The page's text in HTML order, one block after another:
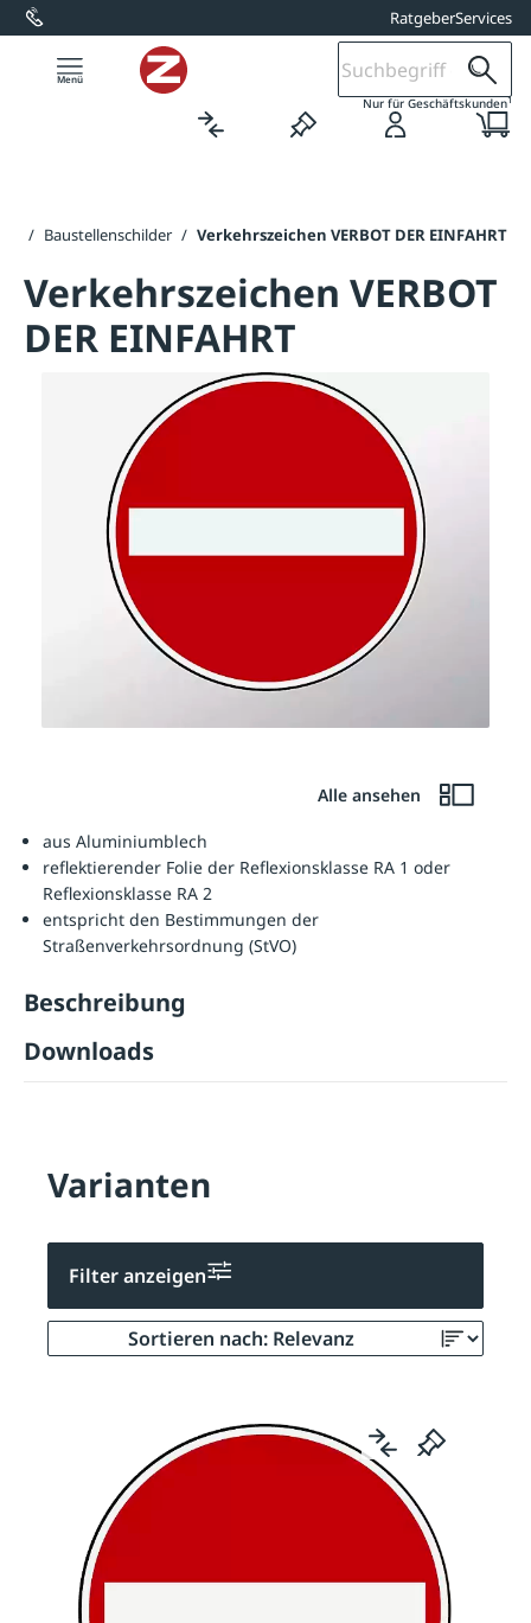
springen RatgeberServices
Nur für Geschäftskunden1
/ Baustellenschilder / Verkehrszeichen VERBOT DER EINFAHRT
Verkehrszeichen VERBOT
DER EINFAHRT
Alle ansehen
aus Aluminiumblech
reflektierender Folie der Reflexionsklasse RA 1 oder
Reflexionsklasse RA 2
entspricht den Bestimmungen der
Straßenverkehrsordnung (StVO)
Beschreibung
Downloads
Varianten
Filter anzeigen